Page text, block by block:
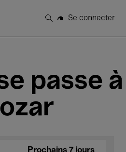
Rechercher
Se connecter
passe à
Prochains 7 jours